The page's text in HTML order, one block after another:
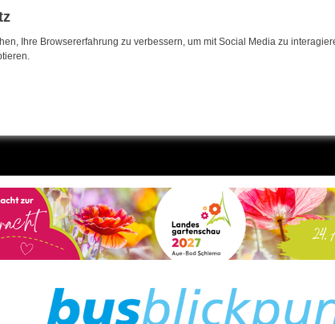
Ihre Browsererfahrung zu verbessern, um mit Social Media zu